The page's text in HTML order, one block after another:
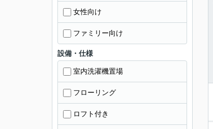
女性向け
ファミリー向け
設備・仕様
室内洗濯機置場
フローリング
ロフト付き